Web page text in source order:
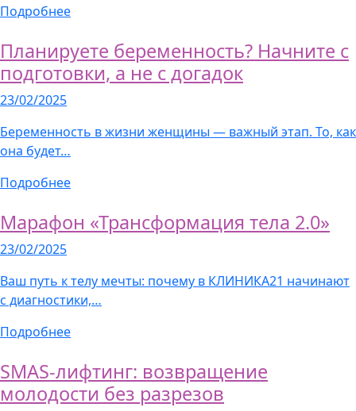
Подробнее
Планируете беременность? Начните с
подготовки, а не с догадок
23/02/2025
Беременность в жизни женщины — важный этап. То, как
она будет…
Подробнее
Марафон «Трансформация тела 2.0»
23/02/2025
Ваш путь к телу мечты: почему в КЛИНИКА21 начинают
с диагностики,…
Подробнее
SMAS-лифтинг: возвращение
молодости без разрезов